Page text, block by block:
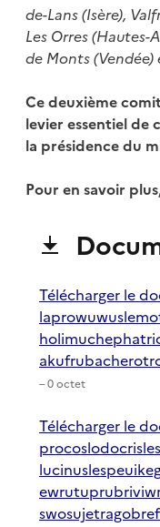
de-Lans (Isère),
Les Orres
de Monts (Vendée)
Ce deuxième
levier essentiel de
la présidence du
Pour en savoir
Télécharger le
– 0 octet
Télécharger le